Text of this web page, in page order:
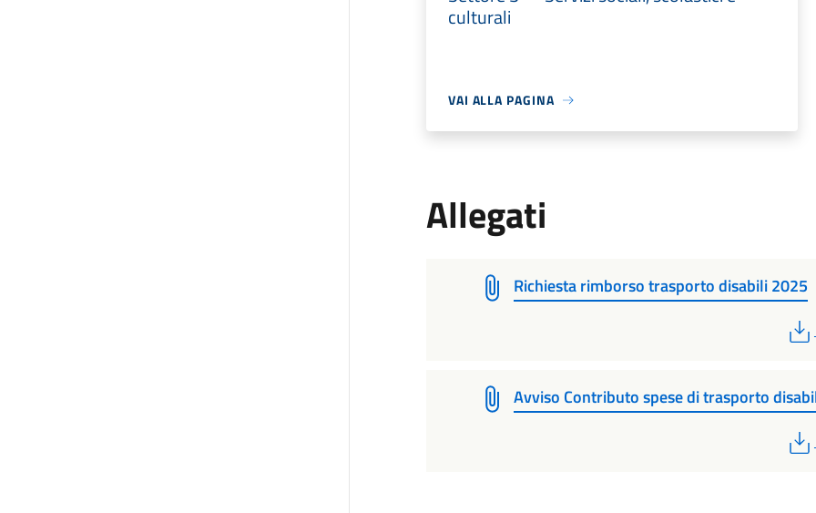
culturali
VAI ALLA PAGINA
Allegati
Richiesta rimborso trasporto disabili 2025
Avviso Contributo spese di trasporto